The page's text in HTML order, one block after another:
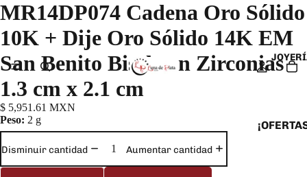
MR14DP074 Cadena Oro Sólido
10K + Dije Oro Sólido 14K EM
San Benito Bisel con Zirconias
1.3 cm x 2.1 cm
$ 5,951.61 MXN
Peso: 2 g
Disminuir cantidad Aumentar cantidad